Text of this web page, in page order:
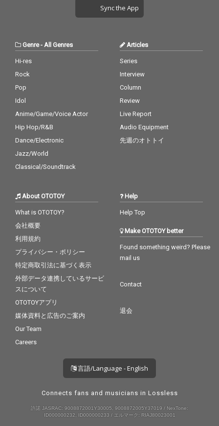
Sync the App
Genre- All Genres
Hi-res
Rock
Pop
Idol
Anime/Game/Voice Actor
Hip Hop/R&B
Dance/Electronic
Jazz/World
Classical/Soundtrack
Articles
Series
Interview
Column
Review
Live Report
Audio Equipment
先週のオトトイ
About OTOTOY
What is OTOTOY?
会社概要
利用規約
プライバシー・ポリシー
特定商取引法に基づく表示
外部データ連携しているサービ
スについて
OTOTOYアプリ
媒体資料と広告のご案内
Our Team
Careers
Help
Help Top
Make OTOTOY better
Found something weird? Please
mail us
Contact
退会
言語/Language - English
Connects fans and musicians in Lossless
許諾 JASRAC: 9008872001Y30005, 9008872005Y37019 / NexTone:
ID000000232, ID000000233 / エルマーク: RIAJ80023001